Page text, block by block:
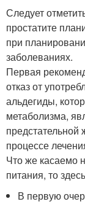
Следует
простатите
при
заболеваниях.
Первая
отказ от
альдегиды,
метаболизма,
предстательной
процессе
Что же касаемо
питания, то
В первую